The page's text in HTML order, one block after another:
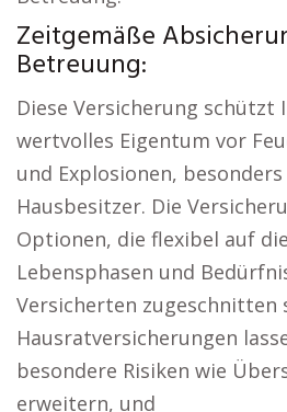
Zeitgemäße
Betreuung:
Diese Versicherung schützt
wertvolles Eigentum vor
und Explosionen,
Hausbesitzer. Die
Optionen, die flexibel auf
Lebensphasen und
Versicherten zugeschnitten
Hausratversicherungen
besondere Risiken wie
erweitern, und